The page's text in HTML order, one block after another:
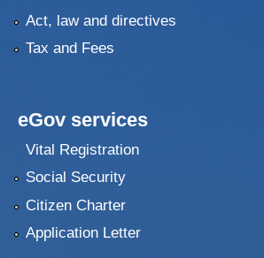
Act, law and directives
Tax and Fees
eGov services
Vital Registration
Social Security
Citizen Charter
Application Letter